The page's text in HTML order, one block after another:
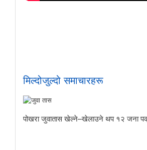
मिल्दोजुल्दो समाचारहरू
पोखरा जुवातास खेल्ने–खेलाउने थप १२ जना